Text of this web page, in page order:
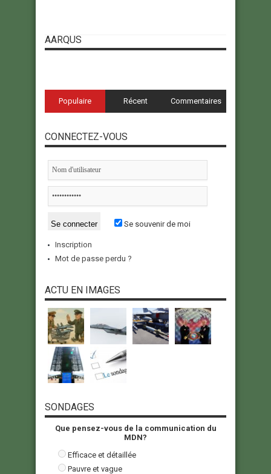
AARQUS
Populaire Récent Commentaires
CONNECTEZ-VOUS
Se souvenir de moi
Inscription
Mot de passe perdu ?
ACTU EN IMAGES
SONDAGES
Que pensez-vous de la communication du
MDN?
Efficace et détaillée
Pauvre et vague